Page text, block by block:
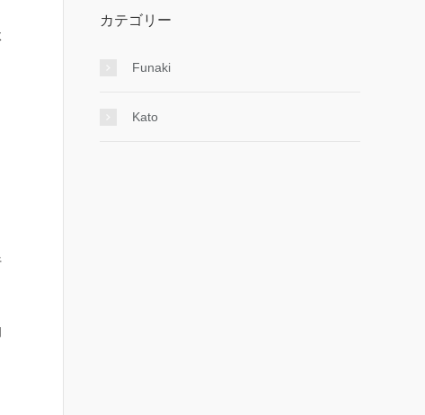
カテゴリー
Funaki
Kato